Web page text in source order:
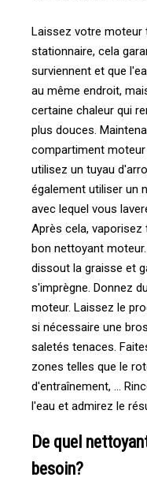
Laissez votre moteur
stationnaire, cela
surviennent et que
au même endroit,
certaine chaleur qui
plus douces.
compartiment moteur
utilisez un tuyau
également utiliser un
avec lequel vous
Après cela,
bon nettoyant
dissout la graisse et
s'imprègne. Donnez
moteur. Laissez le
si nécessaire une
saletés tenaces.
zones telles que le
d'entraînement, ...
l'eau et admirez le
De quel
besoin?